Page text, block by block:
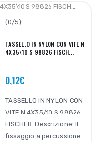
(0/5):
TASSELLO IN NYLON CON VITE N
4X35\10 S 98826 FISCH...
0,12€
TASSELLO IN NYLON CON
VITE N 4X35/10 S 98826
FISCHER. Descrizione: Il
fissaggio a percussione